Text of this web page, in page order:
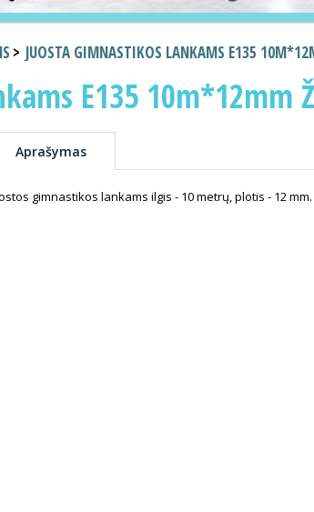
JUOSTA GIMNASTIKOS LANKAMS E135
E135 10m*12mm
Aprašymas
gimnastikos lankams ilgis - 10 metrų, plotis - 12 mm.